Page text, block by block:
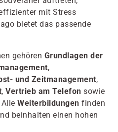
mit Stress
bietet das passende
gehören Grundlagen der
,
und Zeitmanagement,
, Vertrieb am Telefon sowie
Alle Weiterbildungen finden
beinhalten einen hohen